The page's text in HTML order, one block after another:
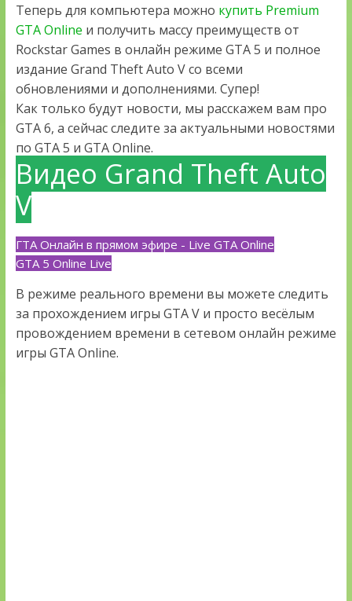
Теперь для компьютера можно купить Premium
GTA Online и получить массу преимуществ от
Rockstar Games в онлайн режиме GTA 5 и полное
издание Grand Theft Auto V со всеми
обновлениями и дополнениями. Супер!
Как только будут новости, мы расскажем вам про
GTA 6, а сейчас следите за актуальными новостями
по GTA 5 и GTA Online.
Видео Grand Theft Auto
V
ГТА Онлайн в прямом эфире - Live GTA Online
GTA 5 Online Live
В режиме реального времени вы можете следить
за прохождением игры GTA V и просто весёлым
провождением времени в сетевом онлайн режиме
игры GTA Online.